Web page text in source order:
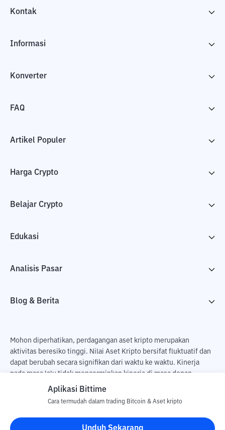
Kontak
Informasi
Konverter
FAQ
Artikel Populer
Harga Crypto
Belajar Crypto
Edukasi
Analisis Pasar
Blog & Berita
Mohon diperhatikan, perdagangan aset kripto merupakan
aktivitas beresiko tinggi. Nilai Aset Kripto bersifat fluktuatif dan
dapat berubah secara signifikan dari waktu ke waktu. Kinerja
pada masa lalu tidak mencerminkan kinerja di masa depan.
Terdapat risiko kehilangan sebagai dampak dari membeli dan
pengguna. PT Utama Aset Digital Indonesia (Bittime) tidak
bertanggung jawab atas perubahan fluktuasi dari nilai tukar Aset
Aplikasi Bittime
Cara termudah dalam trading Bitcoin & Aset kripto